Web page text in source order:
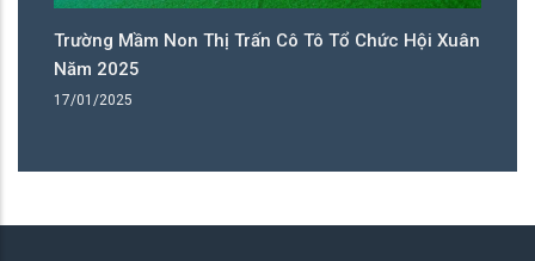
Trường Mầm Non Thị Trấn Cô Tô Tổ Chức Hội Xuân
Năm 2025
17/01/2025